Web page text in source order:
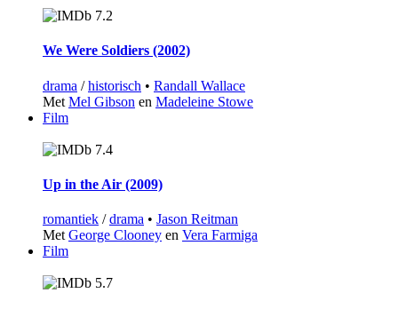
7.2
We Were Soldiers (2002)
drama /historisch • Randall Wallace
Met Mel Gibson en Madeleine Stowe
Film
7.4
Up in the Air (2009)
romantiek /drama • Jason Reitman
Met George Clooney en Vera Farmiga
Film
5.7